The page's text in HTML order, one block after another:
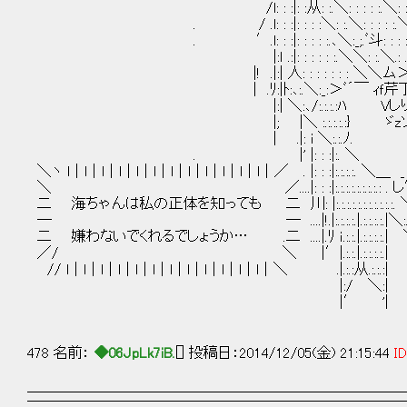
/l: : :|: :从: :.＼: : : : :.＼: : : : : : : : : : : :
. / .l: : :|: : : :＼: :.＼: : : : :.＼: : : : : : : : : : :
. ′.l: : :|: : : : :.､＼:_;.ﾞ斗: : : :.卞: :マ: : : : : :
|:ｌ .:|: : : : : :.＼＼: :.＼.: .: .::.|: : : : : : : : : :
|! .|:| 人: : : : : : : ＼＼ム＞= :|: : : : : : : : :
| .ﾘ:|ﾄ:､:.＼:_:＞ﾞ´￣ ｨｆ芹丁ミ.|: : : : : : : :
|:| ＼:､/:.:.:.:ﾊ Vしりﾉ》|: : : : : : : : : :
|; |＼ :.:.:.:.:} ゞzソ〃.: : : : : : : : : :
| .|: i ＼:.:.ﾉ. |: : : : : : : : : i
. |' |: : :|:. ＼ 从l : : : : : :
＼ヽ l｜l｜l｜l｜l｜l｜l｜l｜l｜l｜l｜l｜／ . |: : :|:.:.:.:.
＼ ／....|: : :|:.:.:.:.:.:.:.:.: . し′
二 海ちゃんは私の正体を知っても 二 川:
― ― ....|!.|:.:.:.:.|.:.:.:.:.|＼:.:.〕￣
二 嫌わないでくれるでしょうか… .二 ....|.ﾘ ｉ
／/ ＼ |′|.:.:.|.:.:.:.:.| |.: : :
// l｜l｜l｜l｜l｜l｜l｜l｜l｜l｜l｜l｜＼ .|.:.:从
|:/ ＼:| |;/
|′ '| |
478 名前： ◆06JpLk7iB. [] 投稿日：2014/12/05(金) 21:15:44